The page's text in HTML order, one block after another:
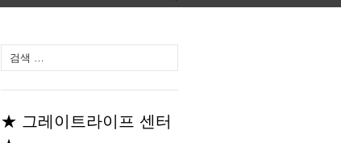
음
색:
음
검
★ 그레이트라이프 센터